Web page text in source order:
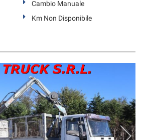
Cambio Manuale
Km Non Disponibile